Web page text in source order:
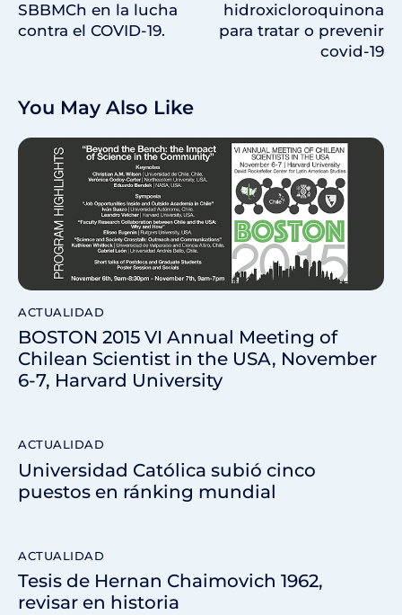
SBBMCh en la lucha
contra el COVID-19.
hidroxicloroquinona
para tratar o prevenir
covid-19
You May Also Like
ACTUALIDAD
BOSTON 2015 VI Annual Meeting of
Chilean Scientist in the USA, November
6-7, Harvard University
ACTUALIDAD
Universidad Católica subió cinco
puestos en ránking mundial
ACTUALIDAD
Tesis de Hernan Chaimovich 1962,
revisar en historia